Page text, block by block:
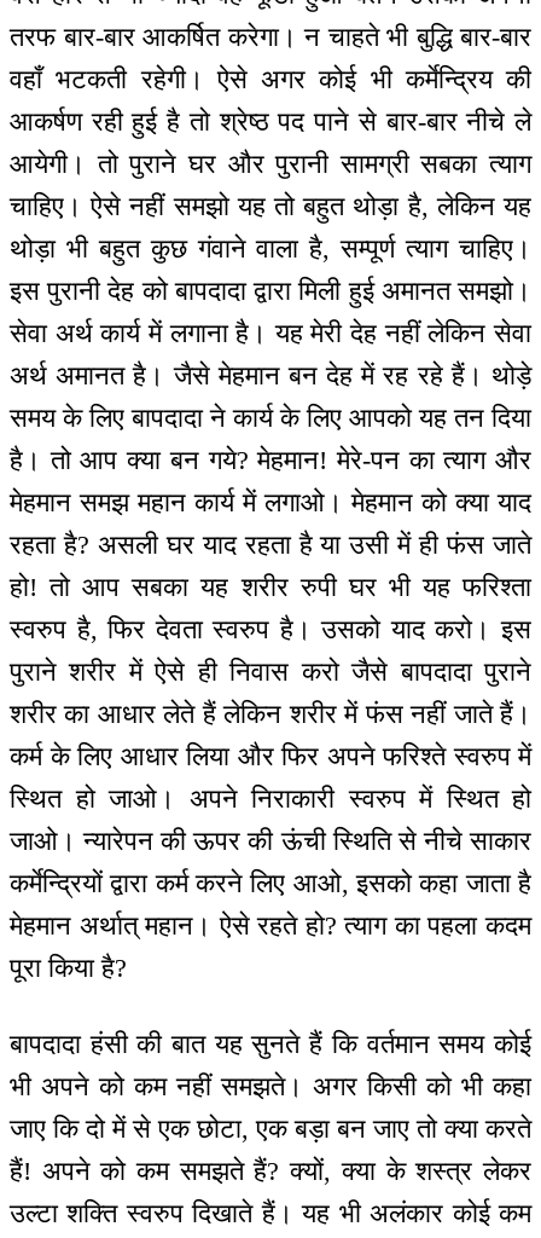
तरफ बार-बार आकर्षित करेगा। न चाहते भी बुद्धि बार-बार
वहाँ भटकती रहेगी। ऐसे अगर कोई भी कर्मेन्द्रिय की
आकर्षण रही हुई है तो श्रेष्ठ पद पाने से बार-बार नीचे ले
आयेगी। तो पुराने घर और पुरानी सामग्री सबका त्याग
चाहिए। ऐसे नहीं समझो यह तो बहुत थोड़ा है, लेकिन यह
थोड़ा भी बहुत कुछ गंवाने वाला है, सम्पूर्ण त्याग चाहिए।
इस पुरानी देह को बापदादा द्वारा मिली हुई अमानत समझो।
सेवा अर्थ कार्य में लगाना है। यह मेरी देह नहीं लेकिन सेवा
अर्थ अमानत है। जैसे मेहमान बन देह में रह रहे हैं। थोड़े
समय के लिए बापदादा ने कार्य के लिए आपको यह तन दिया
है। तो आप क्या बन गये? मेहमान! मेरे-पन का त्याग और
मेहमान समझ महान कार्य में लगाओ। मेहमान को क्या याद
रहता है? असली घर याद रहता है या उसी में ही फंस जाते
हो! तो आप सबका यह शरीर रुपी घर भी यह फरिश्ता
स्वरुप है, फिर देवता स्वरुप है। उसको याद करो। इस
पुराने शरीर में ऐसे ही निवास करो जैसे बापदादा पुराने
शरीर का आधार लेते हैं लेकिन शरीर में फंस नहीं जाते हैं।
कर्म के लिए आधार लिया और फिर अपने फरिश्ते स्वरुप में
स्थित हो जाओ। अपने निराकारी स्वरुप में स्थित हो
जाओ। न्यारेपन की ऊपर की ऊंची स्थिति से नीचे साकार
कर्मेन्द्रियों द्वारा कर्म करने लिए आओ, इसको कहा जाता है
मेहमान अर्थात् महान। ऐसे रहते हो? त्याग का पहला कदम
पूरा किया है?
बापदादा हंसी की बात यह सुनते हैं कि वर्तमान समय कोई
भी अपने को कम नहीं समझते। अगर किसी को भी कहा
जाए कि दो में से एक छोटा, एक बड़ा बन जाए तो क्या करते
हैं! अपने को कम समझते हैं? क्यों, क्या के शस्त्र लेकर
उल्टा शक्ति स्वरुप दिखाते हैं। यह भी अलंकार कोई कम